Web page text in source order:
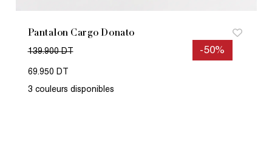
Pantalon Cargo Donato
-50%
139.900 DT
69.950 DT
3 couleurs disponibles